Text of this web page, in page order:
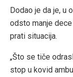
Dodao je da je, u
odsto manje
prati situacija.
„Što se tiče
stop u kovid